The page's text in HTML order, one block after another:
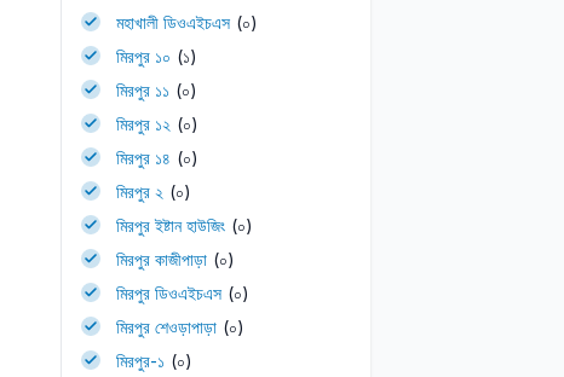
মহাখালী ডিওএইচএস (০)
মিরপুর ১০ (১)
মিরপুর ১১ (০)
মিরপুর ১২ (০)
মিরপুর ১৪ (০)
মিরপুর ২ (০)
মিরপুর ইষ্টান হাউজিং (০)
মিরপুর কাজীপাড়া (০)
মিরপুর ডিওএইচএস (০)
মিরপুর শেওড়াপাড়া (০)
মিরপুর-১ (০)